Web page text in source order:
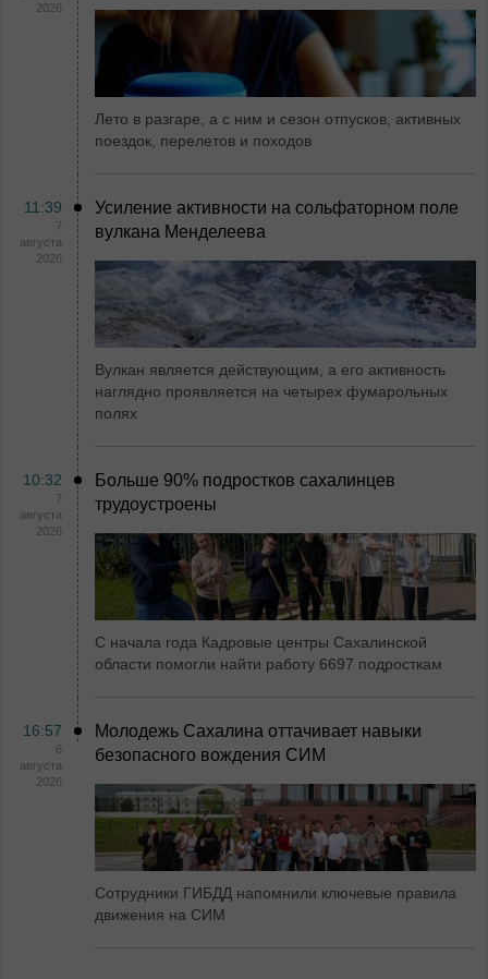
2026
Лето в разгаре, а с ним и сезон отпусков, активных
поездок, перелетов и походов
11:39
7
августа
2026
Усиление активности на сольфаторном поле
вулкана Менделеева
Вулкан является действующим, а его активность
наглядно проявляется на четырех фумарольных
полях
10:32
7
августа
2026
Больше 90% подростков сахалинцев
трудоустроены
С начала года Кадровые центры Сахалинской
области помогли найти работу 6697 подросткам
16:57
6
августа
2026
Молодежь Сахалина оттачивает навыки
безопасного вождения СИМ
Сотрудники ГИБДД напомнили ключевые правила
движения на СИМ